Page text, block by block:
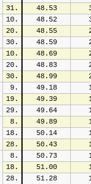
31.
48.53
10. 48.52
20.
48.55
30.
48.59
10. 48.69
20.
48.83
30.
48.99
9. 49.18
19.
49.39
29.
49.64
8. 49.89
18.
50.14
28.
50.43
8. 50.73
18.
51.00
28.
51.28